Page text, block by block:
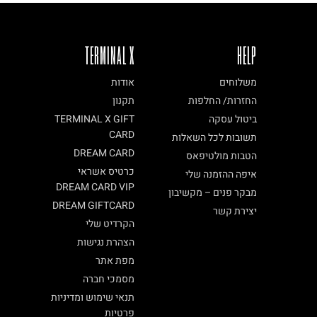
TERMINAL X
אודות
תקנון
TERMINAL X GIFT
CARD
DREAM CARD
כרטיס אשראי
DREAM CARD VIP
DREAM GIFTCARD
הקרדיט שלי
הצהרת נגישות
מפת אתר
מסמכי חברה
תנאי שימוש ומדיניות
פרטיות
HELP
משלוחים
החזרות/ החלפות
ביטול עסקה
תשובות לכל השאלות
הטבות מולטיפאס
איפה ההזמנה שלי
מבקר פנים – מקשיבון
יצירת קשר